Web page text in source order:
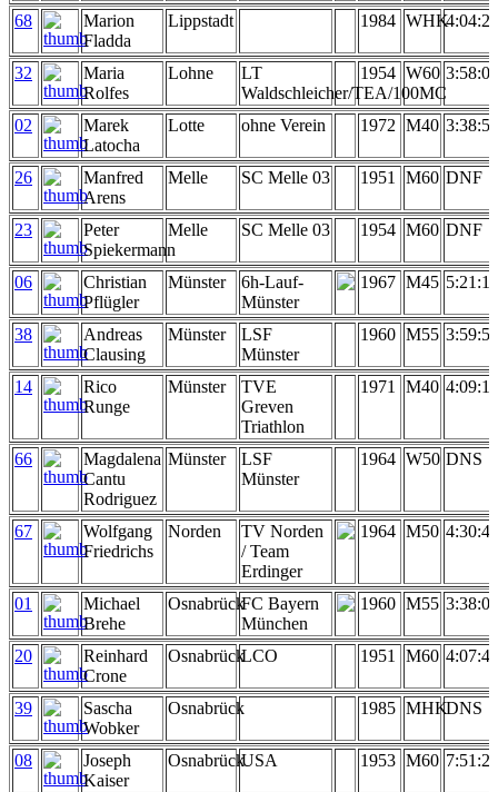
68
Marion
Fladda
Lippstadt 1984 WHK4:04:29
32
Maria
Rolfes
Lohne
LT
Waldschleicher/TEA/100MC
1954 W60 3:58:04
02
Marek
Latocha
Lotte ohne Verein 1972 M40 3:38:59
26
Manfred
Arens
Melle SC Melle 03 1951 M60 DNF
23
Peter
Spiekermann
Melle SC Melle 03 1954 M60 DNF
06
Christian
Pflügler
Münster
6h-Lauf-
Münster
1967 M45 5:21:10
38
Andreas
Clausing
Münster
LSF
Münster
1960 M55 3:59:50
14
Rico
Runge
Münster
TVE
Greven
Triathlon
1971 M40 4:09:10
66
Magdalena
Cantu
Rodriguez
Münster
LSF
Münster
1964 W50 DNS
67
Wolfgang
Friedrichs
Norden
TV Norden
/ Team
Erdinger
1964 M50 4:30:46
01
Michael
Brehe
OsnabrückFC Bayern
München
1960 M55 3:38:09
20
Reinhard
Crone
OsnabrückLCO 1951 M60 4:07:47
39
Sascha
Wobker
Osnabrück 1985 MHKDNS
08
Joseph
Kaiser
OsnabrückUSA 1953 M60 7:51:20